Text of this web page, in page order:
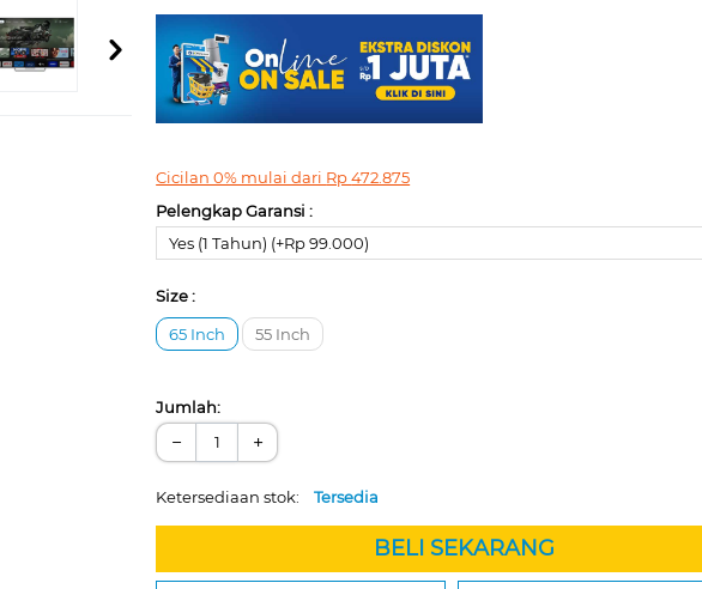
Cicilan 0% mulai dari Rp472.875
Pelengkap Garansi :
Yes (1 Tahun) (+Rp 99.000)
Size :
65 Inch
55 Inch
Jumlah:
− +
Ketersediaan stok:Tersedia
BELI SEKARANG